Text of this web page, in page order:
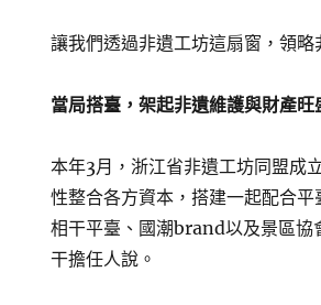
讓我們透過非遺工坊這扇窗，領
當局搭臺，架起非遺維護與財產旺
本年3月，浙江省非遺工坊同盟成
性整合各方資本，搭建一起配合
相干平臺、國潮brand以及景區協
干擔任人說。